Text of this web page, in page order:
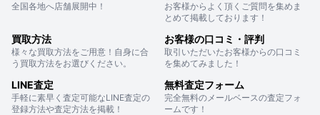
全国各地へ店舗展開中！
お客様からよく頂くご質問を集めま
とめて掲載しております！
買取方法
様々な買取方法をご用意！自身に合
う買取方法をお選びください。
お客様の口コミ・評判
取引いただいたお客様からの口コミ
を集めてみました！
LINE査定
手軽に素早く査定可能なLINE査定の
登録方法や査定方法を掲載！
無料査定フォーム
完全無料のメールベースの査定フォ
ームです！